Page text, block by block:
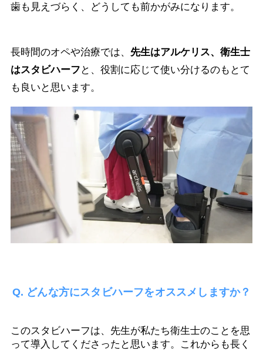
歯も見えづらく、どうしても前かがみになります。
長時間のオペや治療では、 先生はアルケリス、衛生士
はスタビハーフ と、役割に応じて使い分けるのもとて
も良いと思います。
Q. どんな方にスタビハーフをオススメしますか？
このスタビハーフは、先生が私たち衛生士のことを思
って導入してくださったと思います。これからも長く